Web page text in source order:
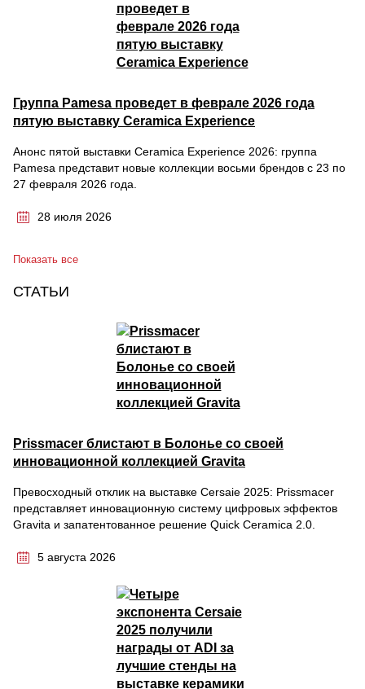
Группа Pamesa проведет в феврале 2026 года
пятую выставку Ceramica Experience
Анонс пятой выставки Ceramica Experience 2026: группа
Pamesa представит новые коллекции восьми брендов с 23 по
27 февраля 2026 года.
28 июля 2026
Показать все
СТАТЬИ
Prissmacer блистают в Болонье со своей
инновационной коллекцией Gravita
Превосходный отклик на выставке Cersaie 2025: Prissmacer
представляет инновационную систему цифровых эффектов
Gravita и запатентованное решение Quick Ceramica 2.0.
5 августа 2026